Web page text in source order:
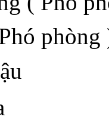
phòng